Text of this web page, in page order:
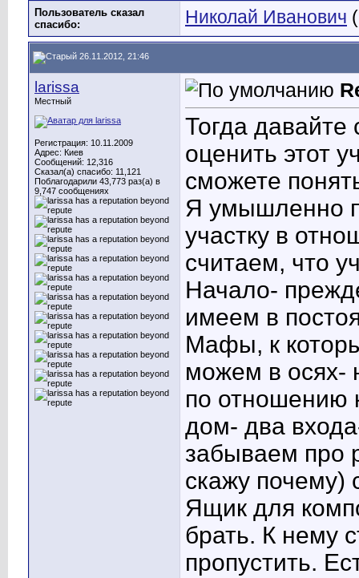
Пользователь сказал
cпасибо:
Николай Иванович
26.11.2012, 21:46
larissa
Местный
Регистрация: 10.11.2009
Адрес: Киев
Сообщений: 12,316
Сказал(а) спасибо: 11,121
Поблагодарили 43,773 раз(а) в
9,747 сообщениях
Тогда давайте
оценить этот
сможете
Я умышленно
участку в
считаем, что
Начало-
имеем в
Мафы, к
можем в осях-
по отношению
дом- два
забываем про
скажу почему)
Ящик для
брать. К нему
пропустить.